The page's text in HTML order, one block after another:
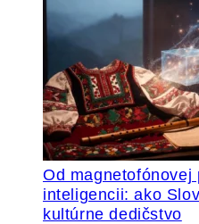
Od magnetofónovej
inteligencii: ako
kultúrne dedičstvo